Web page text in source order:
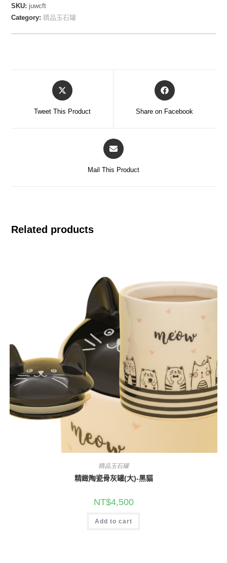
SKU: juwcft
Category:精品玉石罐
Tweet This Product Share on Facebook
Mail This Product
Related products
精品玉石罐
精緻陶瓷骨灰罐(大)-黑貓
NT$4,500
Add to cart